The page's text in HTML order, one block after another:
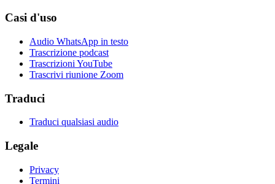
Casi d'uso
Audio WhatsApp in testo
Trascrizione podcast
Trascrizioni YouTube
Trascrivi riunione Zoom
Traduci
Traduci qualsiasi audio
Legale
Privacy
Termini